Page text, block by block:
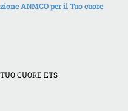
ANMCO per il Tuo cuore
CUORE ETS